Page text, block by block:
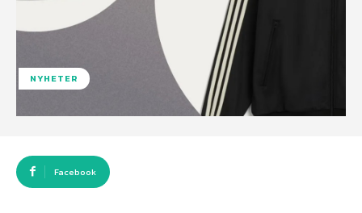
NYHETER
Facebook